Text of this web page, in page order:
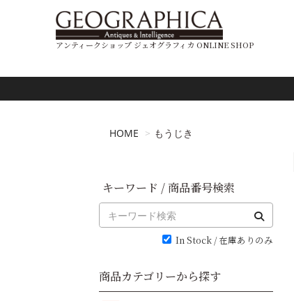
アンティークショップ ジェオグラフィカ ONLINE SHOP
HOME もうじき
キーワード / 商品番号検索
In Stock / 在庫ありのみ
商品カテゴリーから探す